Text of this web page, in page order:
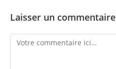
Laisser un commentaire